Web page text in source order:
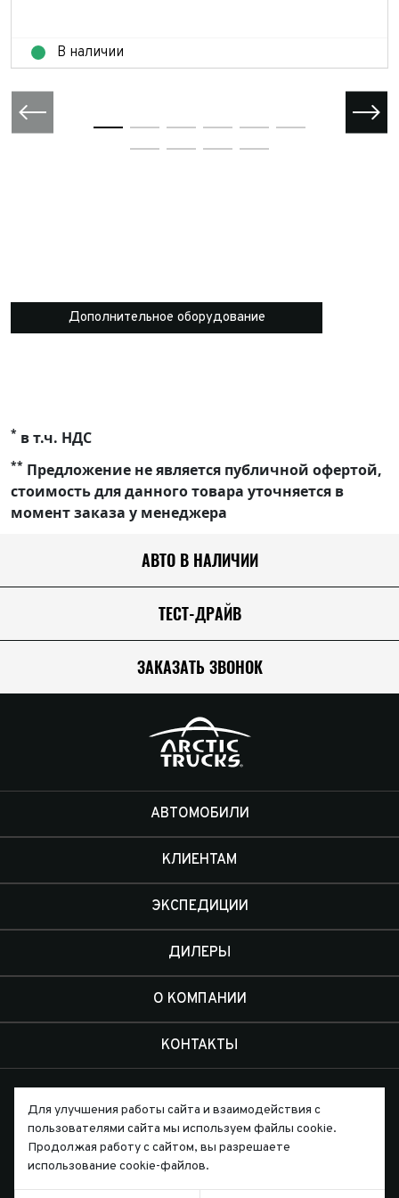
В наличии
Дополнительное оборудование
* в т.ч. НДС
** Предложение не является публичной офертой,
стоимость для данного товара уточняется в
момент заказа у менеджера
АВТО В НАЛИЧИИ
ТЕСТ-ДРАЙВ
ЗАКАЗАТЬ ЗВОНОК
АВТОМОБИЛИ
КЛИЕНТАМ
ЭКСПЕДИЦИИ
ДИЛЕРЫ
О КОМПАНИИ
КОНТАКТЫ
Письмо директору
Для улучшения работы сайта и взаимодействия с
пользователями сайта мы используем файлы cookie.
Продолжая работу с сайтом, вы разрешаете
использование cookie-файлов.